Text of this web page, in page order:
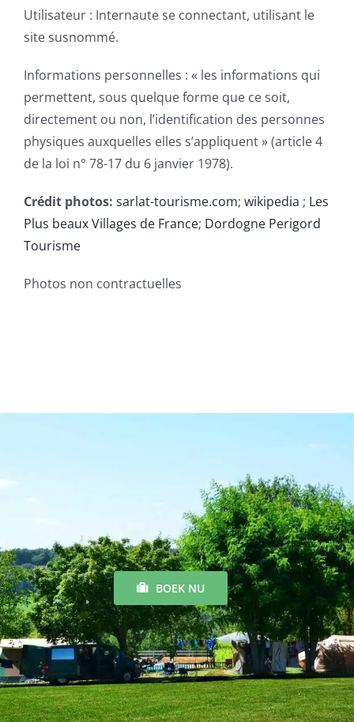
Utilisateur : Internaute se connectant, utilisant le
site susnommé.
Informations personnelles : « les informations qui
permettent, sous quelque forme que ce soit,
directement ou non, l’identification des personnes
physiques auxquelles elles s’appliquent » (article 4
de la loi n° 78-17 du 6 janvier 1978).
Crédit photos: sarlat-tourisme.com; wikipedia ; Les
Plus beaux Villages de France; Dordogne Perigord
Tourisme
Photos non contractuelles
BOEK NU